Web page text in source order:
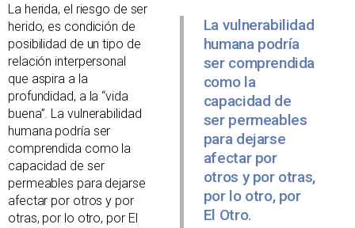
La vulnerabilidad
humana podría
ser comprendida
como la
capacidad de
ser permeables
para dejarse
afectar por
otros y por otras,
por lo otro, por
El Otro.
La herida, el riesgo de ser
herido, es condición de
posibilidad de un tipo de
relación interpersonal
que aspira a la
profundidad, a la “vida
buena”. La vulnerabilidad
humana podría ser
comprendida como la
capacidad de ser
permeables para dejarse
afectar por otros y por
otras, por lo otro, por El